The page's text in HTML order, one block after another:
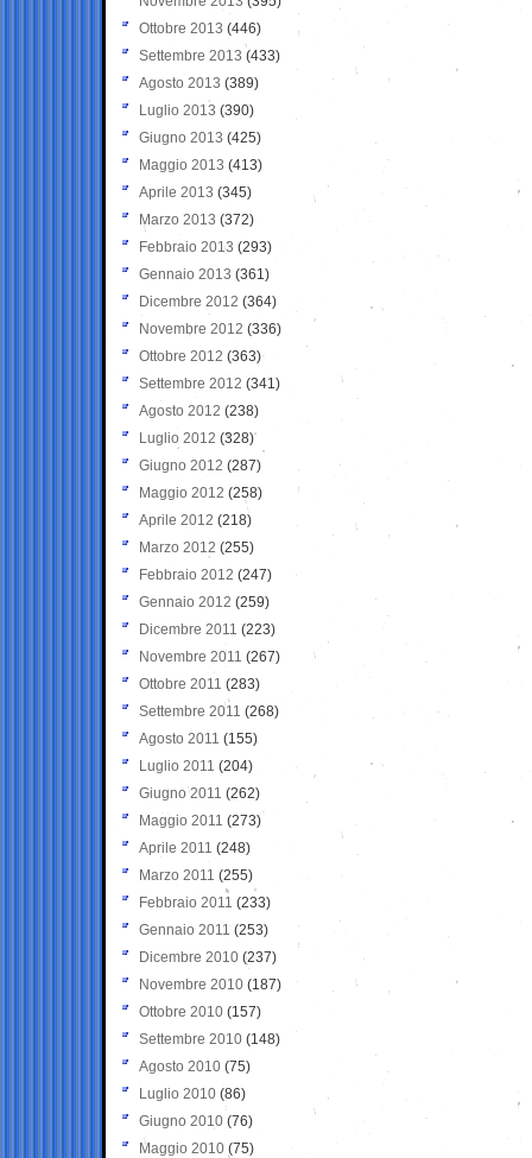
Ottobre 2013 (446)
Settembre 2013 (433)
Agosto 2013 (389)
Luglio 2013 (390)
Giugno 2013 (425)
Maggio 2013 (413)
Aprile 2013 (345)
Marzo 2013 (372)
Febbraio 2013 (293)
Gennaio 2013 (361)
Dicembre 2012 (364)
Novembre 2012 (336)
Ottobre 2012 (363)
Settembre 2012 (341)
Agosto 2012 (238)
Luglio 2012 (328)
Giugno 2012 (287)
Maggio 2012 (258)
Aprile 2012 (218)
Marzo 2012 (255)
Febbraio 2012 (247)
Gennaio 2012 (259)
Dicembre 2011 (223)
Novembre 2011 (267)
Ottobre 2011 (283)
Settembre 2011 (268)
Agosto 2011 (155)
Luglio 2011 (204)
Giugno 2011 (262)
Maggio 2011 (273)
Aprile 2011 (248)
Marzo 2011 (255)
Febbraio 2011 (233)
Gennaio 2011 (253)
Dicembre 2010 (237)
Novembre 2010 (187)
Ottobre 2010 (157)
Settembre 2010 (148)
Agosto 2010 (75)
Luglio 2010 (86)
Giugno 2010 (76)
Maggio 2010 (75)